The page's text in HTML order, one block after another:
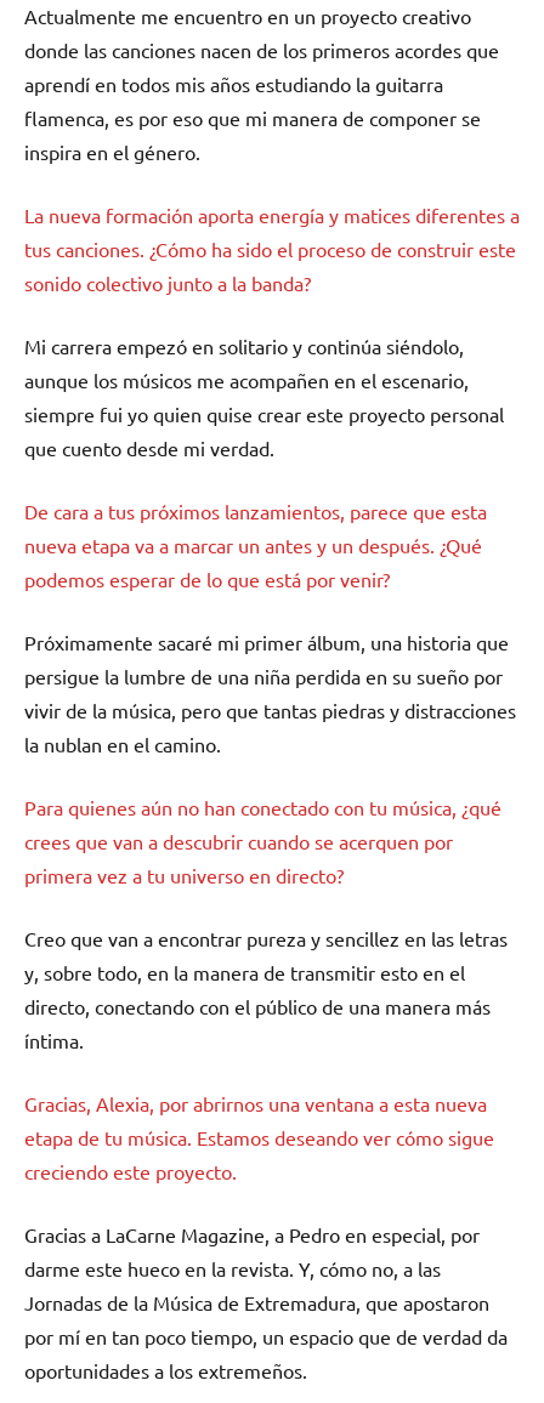
Actualmente me encuentro en un proyecto creativo
donde las canciones nacen de los primeros acordes que
aprendí en todos mis años estudiando la guitarra
flamenca, es por eso que mi manera de componer se
inspira en el género.
La nueva formación aporta energía y matices diferentes a
tus canciones. ¿Cómo ha sido el proceso de construir este
sonido colectivo junto a la banda?
Mi carrera empezó en solitario y continúa siéndolo,
aunque los músicos me acompañen en el escenario,
siempre fui yo quien quise crear este proyecto personal
que cuento desde mi verdad.
De cara a tus próximos lanzamientos, parece que esta
nueva etapa va a marcar un antes y un después. ¿Qué
podemos esperar de lo que está por venir?
Próximamente sacaré mi primer álbum, una historia que
persigue la lumbre de una niña perdida en su sueño por
vivir de la música, pero que tantas piedras y distracciones
la nublan en el camino.
Para quienes aún no han conectado con tu música, ¿qué
crees que van a descubrir cuando se acerquen por
primera vez a tu universo en directo?
Creo que van a encontrar pureza y sencillez en las letras
y, sobre todo, en la manera de transmitir esto en el
directo, conectando con el público de una manera más
íntima.
Gracias, Alexia, por abrirnos una ventana a esta nueva
etapa de tu música. Estamos deseando ver cómo sigue
creciendo este proyecto.
Gracias a LaCarne Magazine, a Pedro en especial, por
darme este hueco en la revista. Y, cómo no, a las
Jornadas de la Música de Extremadura, que apostaron
por mí en tan poco tiempo, un espacio que de verdad da
oportunidades a los extremeños.